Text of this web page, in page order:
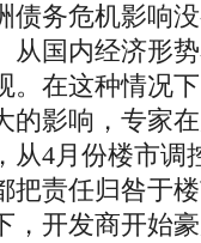
债务危机影响
从国内经济形
。在这种情况
的影响，专家
从4月份楼市调
把责任归咎于
开发商开始豪